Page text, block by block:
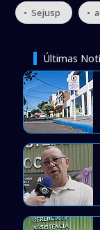
• Sejusp •
Últimas